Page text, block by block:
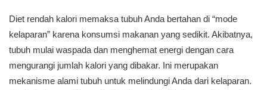
Diet rendah kalori memaksa tubuh Anda bertahan di “mode
kelaparan” karena konsumsi makanan yang sedikit. Akibatnya,
tubuh mulai waspada dan menghemat energi dengan cara
mengurangi jumlah kalori yang dibakar. Ini merupakan
mekanisme alami tubuh untuk melindungi Anda dari kelaparan.